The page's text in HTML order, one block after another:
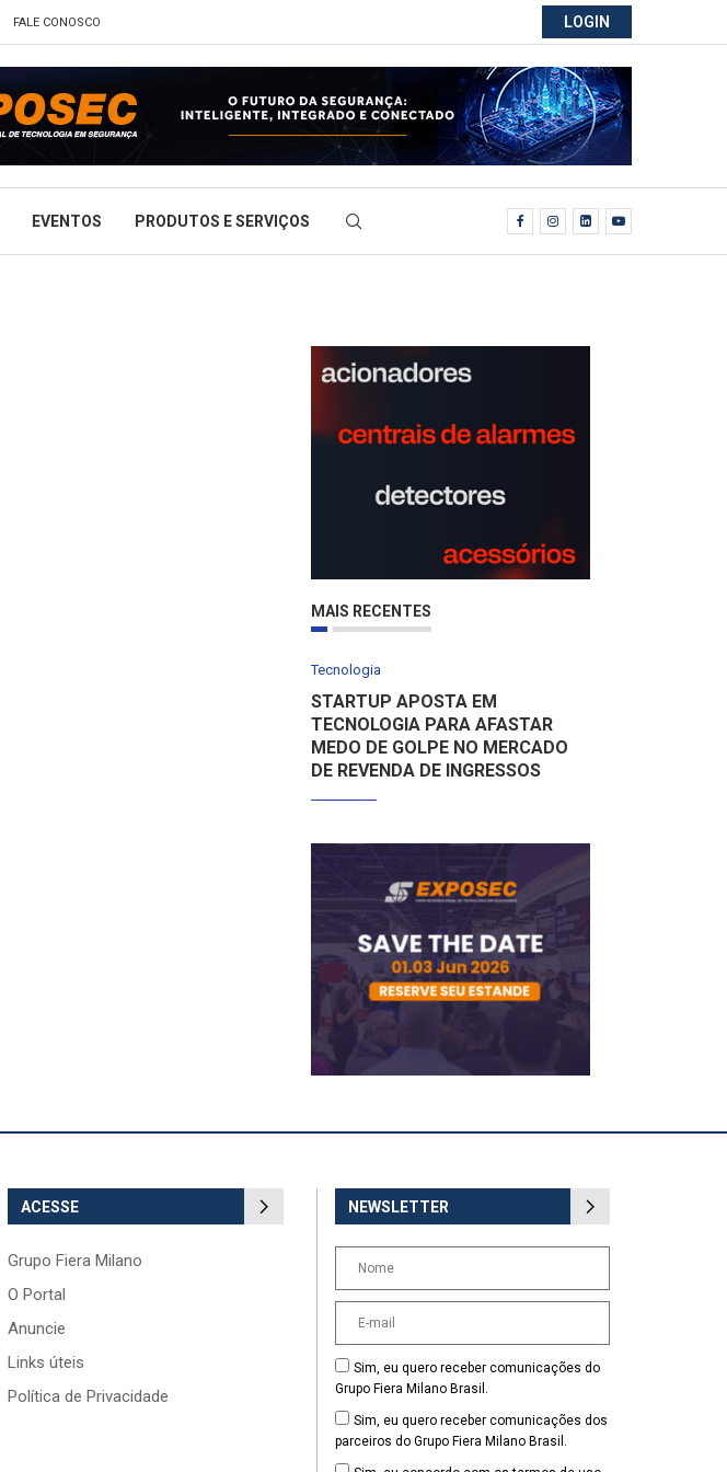
FALE CONOSCO LOGIN
EVENTOS PRODUTOS E SERVIÇOS
MAIS RECENTES
Tecnologia
STARTUP APOSTA EM
TECNOLOGIA PARA AFASTAR
MEDO DE GOLPE NO MERCADO
DE REVENDA DE INGRESSOS
ACESSE
Grupo Fiera Milano
O Portal
Anuncie
Links úteis
Política de Privacidade
NEWSLETTER
Sim, eu quero receber comunicações do
Grupo Fiera Milano Brasil.
Sim, eu quero receber comunicações dos
parceiros do Grupo Fiera Milano Brasil.